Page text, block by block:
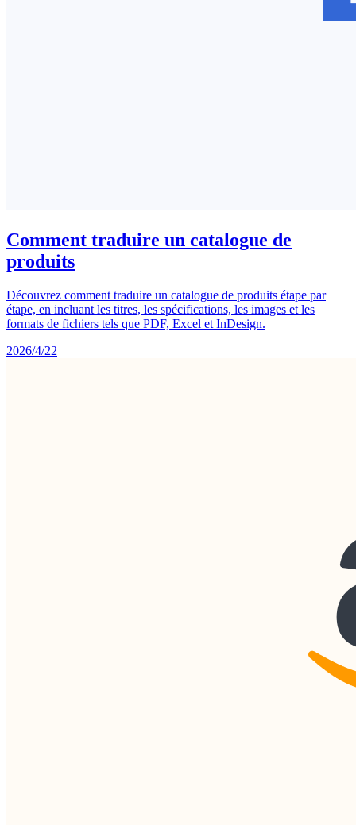
Comment traduire un catalogue de
produits
Découvrez comment traduire un catalogue de produits étape par
étape, en incluant les titres, les spécifications, les images et les
formats de fichiers tels que PDF, Excel et InDesign.
2026/4/22